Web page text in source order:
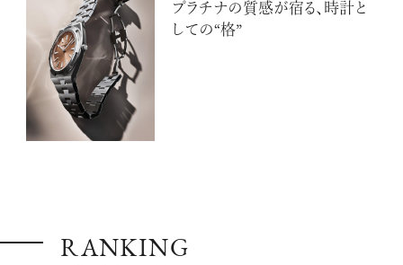
プラチナの質感が宿る、時計と
しての“格”
RANKING